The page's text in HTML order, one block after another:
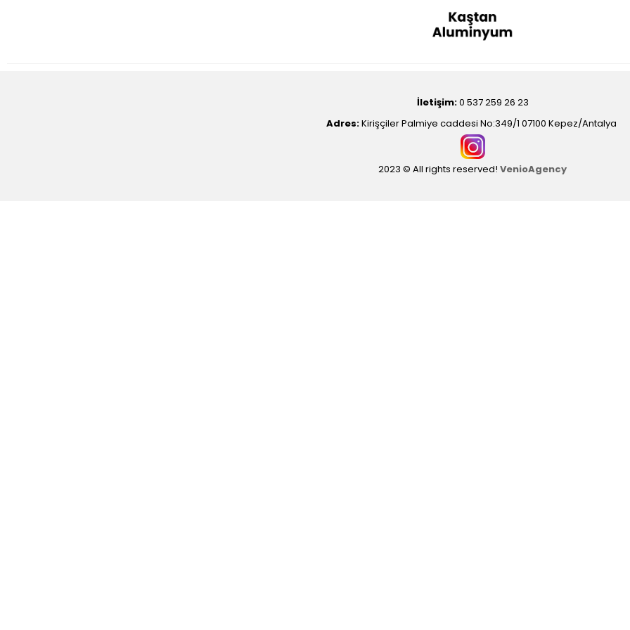
İletişim:0 537 259 26 23
Adres:Kirişçiler Palmiye caddesi No:349/1 07100 Kepez/Antalya
2023 © All rights reserved! VenioAgency